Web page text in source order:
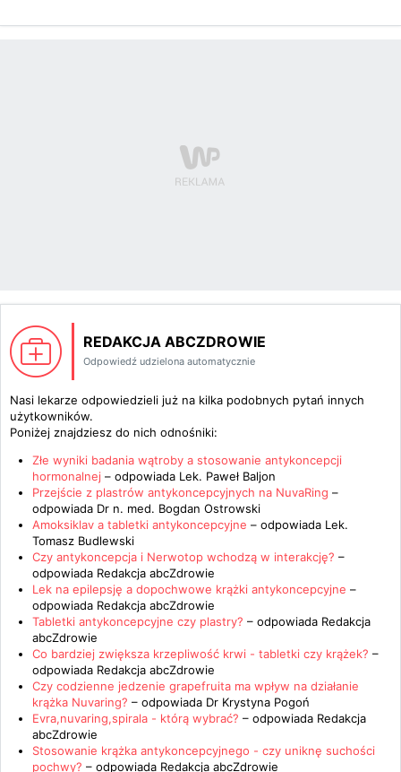
REDAKCJA ABCZDROWIE
Odpowiedź udzielona automatycznie
Nasi lekarze odpowiedzieli już na kilka podobnych pytań innych
użytkowników.
Poniżej znajdziesz do nich odnośniki:
Złe wyniki badania wątroby a stosowanie antykoncepcji
hormonalnej – odpowiada Lek. Paweł Baljon
Przejście z plastrów antykoncepcyjnych na NuvaRing –
odpowiada Dr n. med. Bogdan Ostrowski
Amoksiklav a tabletki antykoncepcyjne – odpowiada Lek.
Tomasz Budlewski
Czy antykoncepcja i Nerwotop wchodzą w interakcję? –
odpowiada Redakcja abcZdrowie
Lek na epilepsję a dopochwowe krążki antykoncepcyjne –
odpowiada Redakcja abcZdrowie
Tabletki antykoncepcyjne czy plastry? – odpowiada Redakcja
abcZdrowie
Co bardziej zwiększa krzepliwość krwi - tabletki czy krążek? –
odpowiada Redakcja abcZdrowie
Czy codzienne jedzenie grapefruita ma wpływ na działanie
krążka Nuvaring? – odpowiada Dr Krystyna Pogoń
Evra,nuvaring,spirala - którą wybrać? – odpowiada Redakcja
abcZdrowie
Stosowanie krążka antykoncepcyjnego - czy uniknę suchości
pochwy? – odpowiada Redakcja abcZdrowie